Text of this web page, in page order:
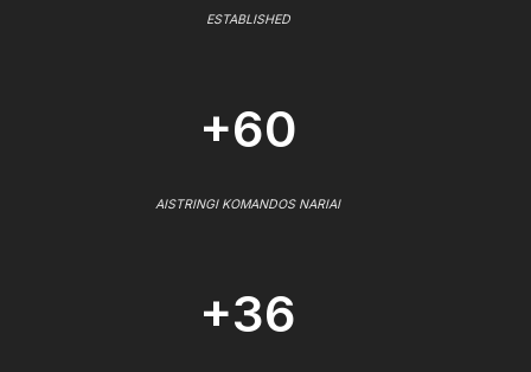
ESTABLISHED
+60
AISTRINGI KOMANDOS NARIAI
+36